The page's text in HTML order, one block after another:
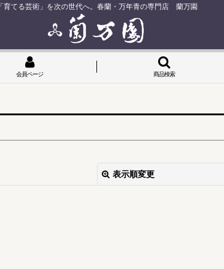
「育てる芸術」を次の世代へ。春蘭・万年青の専門店 蘭万園
会員ページ 商品検索
表示順変更